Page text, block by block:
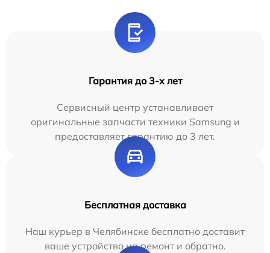
Гарантия до 3-х лет
Сервисный центр устанавливает
оригинальные запчасти техники Samsung и
предоставляет гарантию до 3 лет.
Бесплатная доставка
Наш курьер в Челябинске бесплатно доставит
ваше устройство на ремонт и обратно.